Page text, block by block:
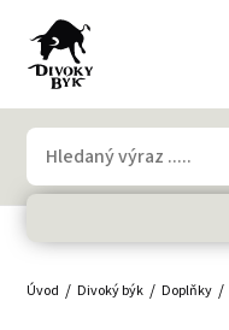
Úvod Divoký býk Doplňky